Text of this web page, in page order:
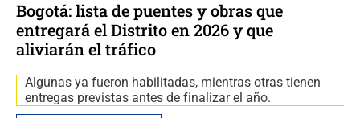
Bogotá: lista de puentes y obras que
entregará el Distrito en 2026 y que
aliviarán el tráfico
Algunas ya fueron habilitadas, mientras otras tienen
entregas previstas antes de finalizar el año.